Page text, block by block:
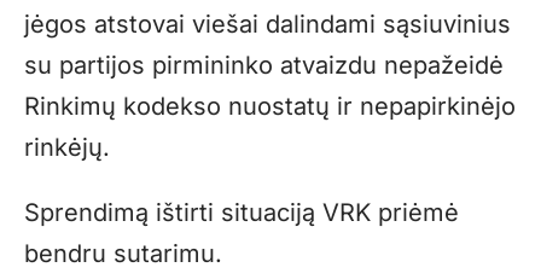
jėgos atstovai viešai dalindami sąsiuvinius
su partijos pirmininko atvaizdu nepažeidė
Rinkimų kodekso nuostatų ir nepapirkinėjo
rinkėjų.
Sprendimą ištirti situaciją VRK priėmė
bendru sutarimu.